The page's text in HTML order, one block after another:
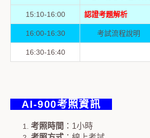
15:10-16:00 認證考題解析
16:00-16:30 考試流程說明
16:30-16:40
AI-900考照資訊
考照時間 ：1小時